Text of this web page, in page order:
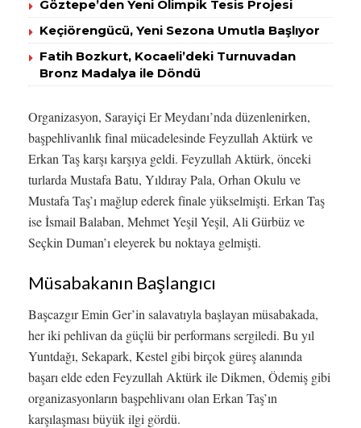
Göztepe’den Yeni Olimpik Tesis Projesi
Keçiörengücü, Yeni Sezona Umutla Başlıyor
Fatih Bozkurt, Kocaeli’deki Turnuvadan
Bronz Madalya ile Döndü
Organizasyon, Sarayiçi Er Meydanı’nda düzenlenirken,
başpehlivanlık final mücadelesinde Feyzullah Aktürk ve
Erkan Taş karşı karşıya geldi. Feyzullah Aktürk, önceki
turlarda Mustafa Batu, Yıldıray Pala, Orhan Okulu ve
Mustafa Taş’ı mağlup ederek finale yükselmişti. Erkan Taş
ise İsmail Balaban, Mehmet Yeşil Yeşil, Ali Gürbüz ve
Seçkin Duman’ı eleyerek bu noktaya gelmişti.
Müsabakanın Başlangıcı
Başcazgır Emin Ger’in salavatıyla başlayan müsabakada,
her iki pehlivan da güçlü bir performans sergiledi. Bu yıl
Yuntdağı, Sekapark, Kestel gibi birçok güreş alanında
başarı elde eden Feyzullah Aktürk ile Dikmen, Ödemiş gibi
organizasyonların başpehlivanı olan Erkan Taş’ın
karşılaşması büyük ilgi gördü.